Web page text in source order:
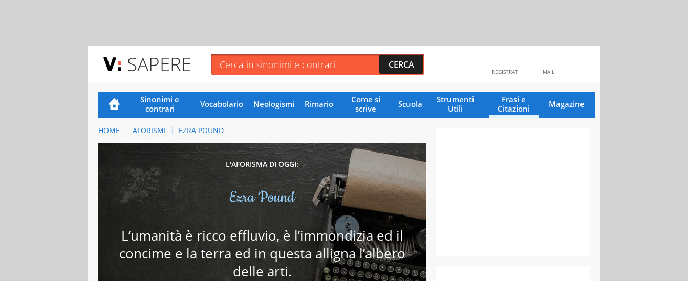
SAPERE MAIL
REGISTRATI
Sinonimi e
contrari
Vocabolario Neologismi Rimario
Come si
scrive
Scuola
Strumenti
Utili
Frasi e
Citazioni
Magazine
HOME AFORISMI EZRA POUND
L'AFORISMA DI OGGI:
Ezra Pound
L’umanità è ricco effluvio, è l’immondizia ed il
concime e la terra ed in questa alligna l’albero
delle arti.